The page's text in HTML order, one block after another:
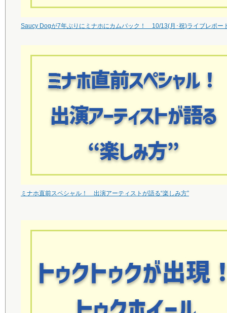
Saucy Dogが7年ぶりにミナホにカムバック！ 10/13(月･祝)ライブレポー
ミナホ直前スペシャル！ 出演アーティストが語る“楽しみ方”